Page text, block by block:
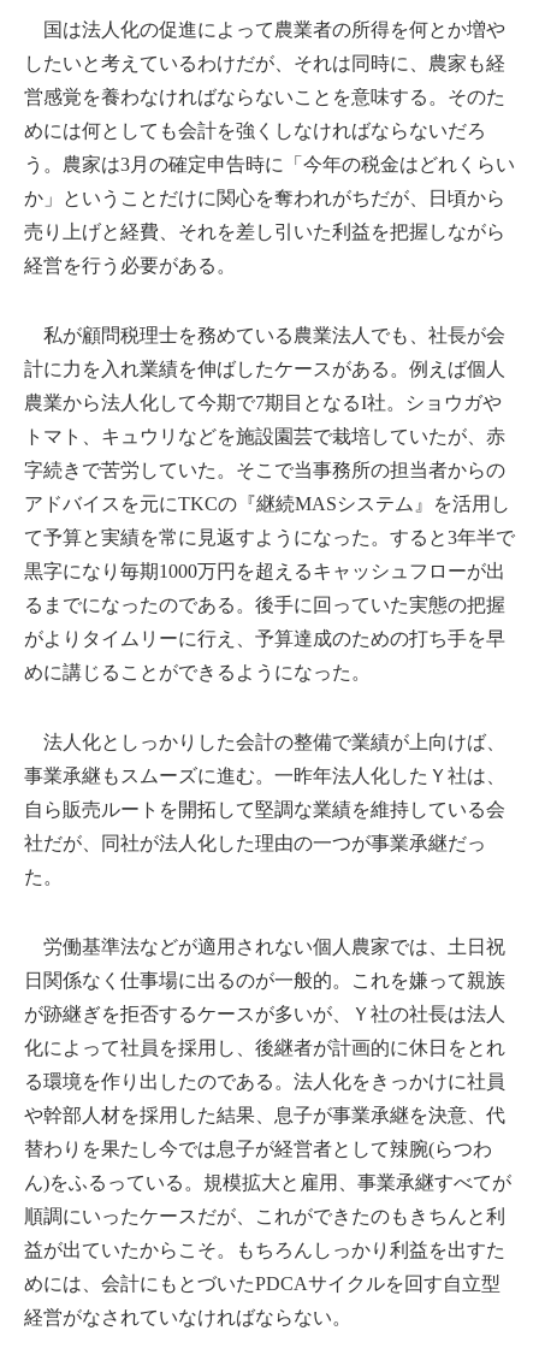
国は法人化の促進によって農業者の所得を何とか増や
したいと考えているわけだが、それは同時に、農家も経
営感覚を養わなければならないことを意味する。そのた
めには何としても会計を強くしなければならないだろ
う。農家は3月の確定申告時に「今年の税金はどれくらい
か」ということだけに関心を奪われがちだが、日頃から
売り上げと経費、それを差し引いた利益を把握しながら
経営を行う必要がある。
私が顧問税理士を務めている農業法人でも、社長が会
計に力を入れ業績を伸ばしたケースがある。例えば個人
農業から法人化して今期で7期目となるI社。ショウガや
トマト、キュウリなどを施設園芸で栽培していたが、赤
字続きで苦労していた。そこで当事務所の担当者からの
アドバイスを元にTKCの『継続MASシステム』を活用し
て予算と実績を常に見返すようになった。すると3年半で
黒字になり毎期1000万円を超えるキャッシュフローが出
るまでになったのである。後手に回っていた実態の把握
がよりタイムリーに行え、予算達成のための打ち手を早
めに講じることができるようになった。
法人化としっかりした会計の整備で業績が上向けば、
事業承継もスムーズに進む。一昨年法人化したＹ社は、
自ら販売ルートを開拓して堅調な業績を維持している会
社だが、同社が法人化した理由の一つが事業承継だっ
た。
労働基準法などが適用されない個人農家では、土日祝
日関係なく仕事場に出るのが一般的。これを嫌って親族
が跡継ぎを拒否するケースが多いが、Ｙ社の社長は法人
化によって社員を採用し、後継者が計画的に休日をとれ
る環境を作り出したのである。法人化をきっかけに社員
や幹部人材を採用した結果、息子が事業承継を決意、代
替わりを果たし今では息子が経営者として辣腕(らつわ
ん)をふるっている。規模拡大と雇用、事業承継すべてが
順調にいったケースだが、これができたのもきちんと利
益が出ていたからこそ。もちろんしっかり利益を出すた
めには、会計にもとづいたPDCAサイクルを回す自立型
経営がなされていなければならない。